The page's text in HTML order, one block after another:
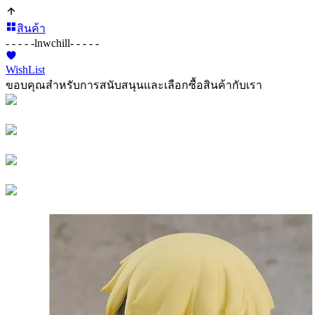
สินค้า
- - - - -lnwchill- - - - -
WishList
ขอบคุณสำหรับการสนับสนุนและเลือกซื้อสินค้ากับเรา